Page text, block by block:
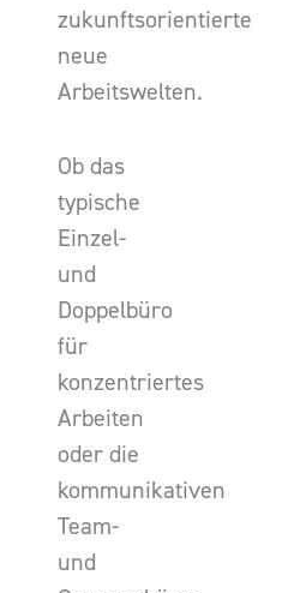
zukunftsorientierte
neue
Arbeitswelten.
Ob das
typische
Einzel-
und
Doppelbüro
für
konzentriertes
Arbeiten
oder die
kommunikativen
Team-
und